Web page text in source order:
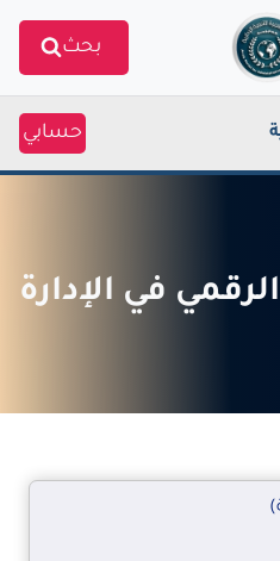
بحث
حسابي
في الإدارة